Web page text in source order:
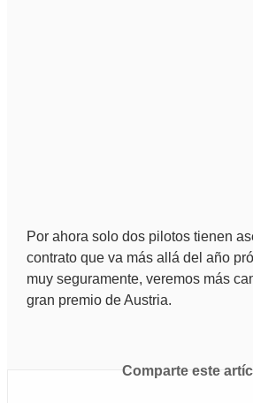
Por ahora solo dos pilotos tienen
contrato que va más allá del año
muy seguramente, veremos más
gran premio de Austria.
Comparte este